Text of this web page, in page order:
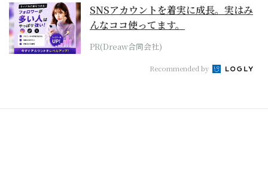
SNSアカウントを着実に成長。実はみ
んなココ使ってます。
PR(Dreaw合同会社)
Recommended by